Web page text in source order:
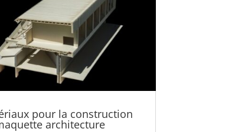
pour la construction
architecture